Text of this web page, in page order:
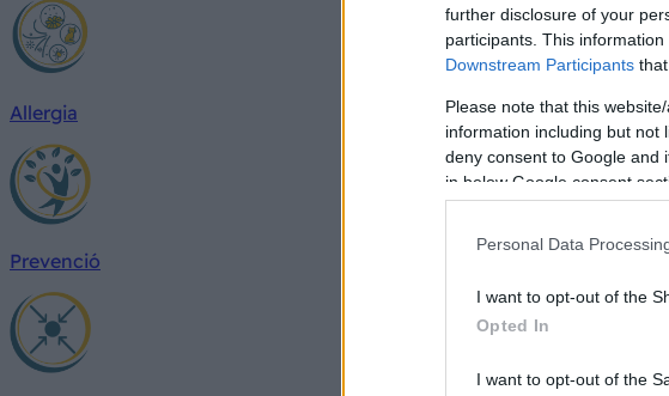
further disclosure of your
participants. This
Downstream Participants
Please note that this
information including but not
deny consent to Google and
in below Google consent
Personal Data
I want to opt-out of the
Opted In
I want to opt-out of the
Allergia
Prevenció